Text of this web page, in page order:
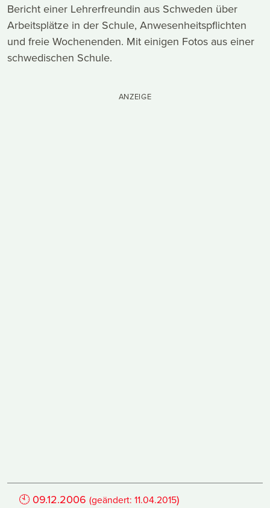
Bericht einer Lehrerfreundin aus Schweden über
Arbeitsplätze in der Schule, Anwesenheitspflichten
und freie Wochenenden. Mit einigen Fotos aus einer
schwedischen Schule.
ANZEIGE
🕙 09.12.2006 (geändert:11.04.2015)